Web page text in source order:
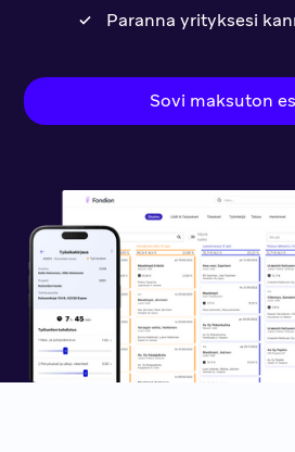
Paranna yrityksesi
Sovi maksuton